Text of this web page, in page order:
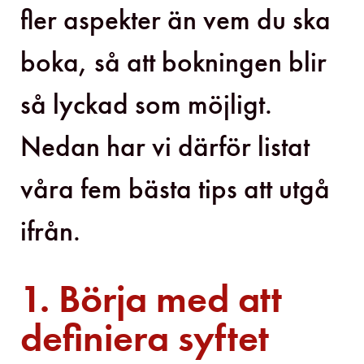
fler aspekter än vem du ska
boka, så att bokningen blir
så lyckad som möjligt.
Nedan har vi därför listat
våra fem bästa tips att utgå
ifrån.
1. Börja med att
definiera syftet